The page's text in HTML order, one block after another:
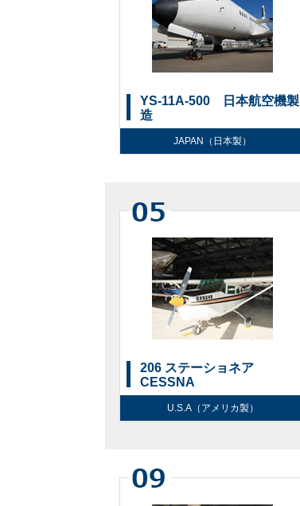
YS-11A-500 日本航空機製
造
JAPAN（日本製）
206 ステーショネア
CESSNA
U.S.A（アメリカ製）